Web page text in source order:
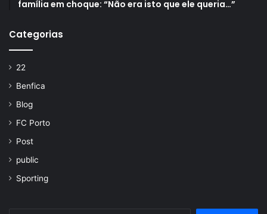
família em choque: “Não era isto que ele queria…”
Categorias
22
Benfica
Blog
FC Porto
Post
public
Sporting